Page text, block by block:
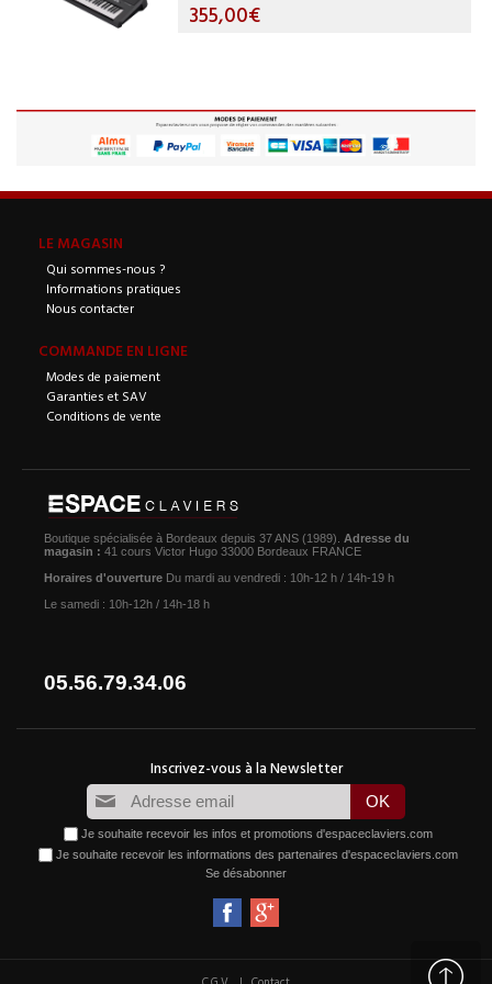
355,00€
LE MAGASIN
Qui sommes-nous ?
Informations pratiques
Nous contacter
COMMANDE EN LIGNE
Modes de paiement
Garanties et SAV
Conditions de vente
Boutique spécialisée à Bordeaux depuis 37 ANS (1989). Adresse du
magasin : 41 cours Victor Hugo 33000 Bordeaux FRANCE
Horaires d'ouverture Du mardi au vendredi : 10h-12 h / 14h-19 h
Le samedi : 10h-12h / 14h-18 h
05.56.79.34.06
Je souhaite recevoir les infos et promotions d'espaceclaviers.com
Je souhaite recevoir les informations des partenaires d'espaceclaviers.com
Se désabonner